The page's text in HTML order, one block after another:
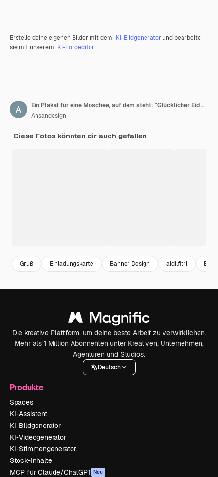
Erstelle deine eigenen Bilder mit dem KI-Bildgenerator und bearbeite
sie mit unserem KI-Fotoeditor.
Ein Plakat für eine Moschee, auf dem steht: "Glücklicher Eid Al Fitr"
Ahsandesign
Diese Fotos könnten dir auch gefallen
Gruß Einladungskarte Banner Design aidilfitri Eid
Die kreative Plattform, um deine beste Arbeit zu verwirklichen.
Mehr als 1 Million Abonnenten unter Kreativen, Unternehmen,
Agenturen und Studios.
Deutsch
Produkte
Spaces
KI-Assistent
KI-Bildgenerator
KI-Videogenerator
KI-Stimmengenerator
Stock-Inhalte
MCP für Claude/ChatGPT Neu